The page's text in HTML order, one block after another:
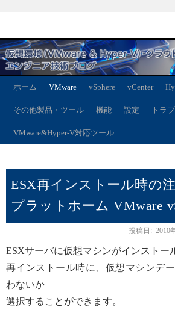
ホーム VMware vSphere vCenter
その他製品・ツール 機能 設定 トラ
VMware&Hyper-V対応ツール
ESX再インストール時の
プラットホーム VMware
投稿日: 2010
ESXサーバに仮想マシンがインストー
再インストール時に、仮想マシンデ
わないか
選択することができます。